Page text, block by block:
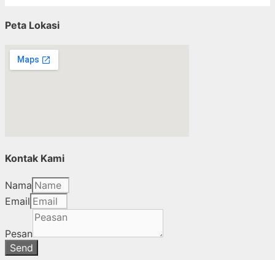
Peta Lokasi
Kontak Kami
Nama
Email
Pesan
Send